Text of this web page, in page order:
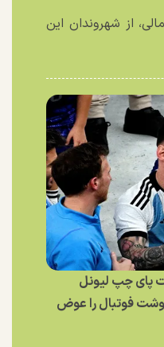
از شهروندان این
پای چپ لیونل
فوتبال را عوض